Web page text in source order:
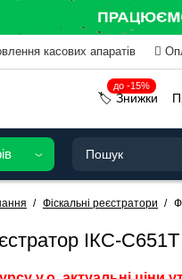
касових апаратів
до -15%
🏷️ Знижки
Фіскальні реєстратори
ІКС-